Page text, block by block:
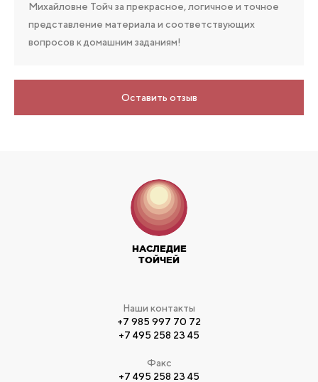
Михайловне Тойч за прекрасное, логичное и точное
представление материала и соответствующих
вопросов к домашним заданиям!
Оставить отзыв
НАСЛЕДИЕ
ТОЙЧЕЙ
Наши контакты
+7 985 997 70 72
+7 495 258 23 45
Факс
+7 495 258 23 45